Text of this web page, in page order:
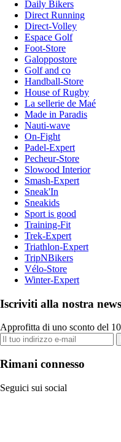
Daily Bikers
Direct Running
Direct-Volley
Espace Golf
Foot-Store
Galoppostore
Golf and co
Handball-Store
House of Rugby
La sellerie de Maé
Made in Paradis
Nauti-wave
On-Fight
Padel-Expert
Pecheur-Store
Slowood Interior
Smash-Expert
Sneak'In
Sneakids
Sport is good
Training-Fit
Trek-Expert
Triathlon-Expert
TripNBikers
Vélo-Store
Winter-Expert
Iscriviti alla nostra
Approfitta di uno sconto del
Rimani connesso
Seguici sui social